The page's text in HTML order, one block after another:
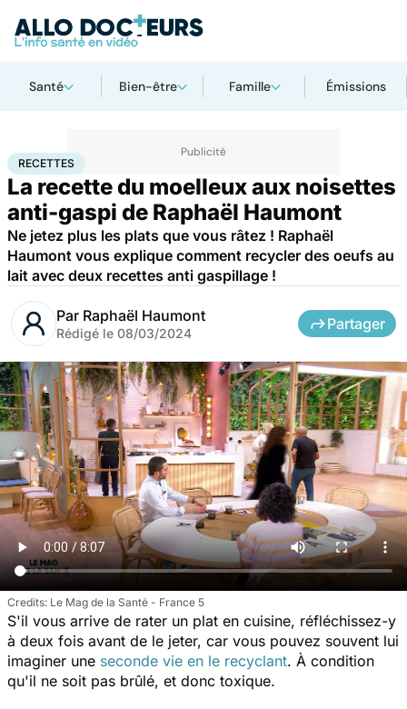
Santé Bien-être Famille Émissions
AccueilBien-être Recettes
RECETTES
La recette du moelleux aux noisettes
anti-gaspi de Raphaël Haumont
Ne jetez plus les plats que vous râtez ! Raphaël
Haumont vous explique comment recycler des oeufs au
lait avec deux recettes anti gaspillage !
Par Raphaël Haumont
Rédigé le 08/03/2024
Partager
Le Mag de la Santé - France 5
S'il vous arrive de rater un plat en cuisine, réfléchissez-y
à deux fois avant de le jeter, car vous pouvez souvent lui
imaginer une seconde vie en le recyclant. À condition
qu'il ne soit pas brûlé, et donc toxique.